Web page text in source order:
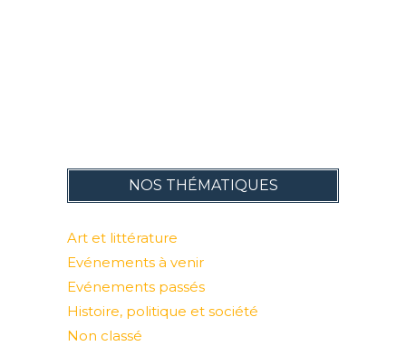
NOS THÉMATIQUES
Art et littérature
Evénements à venir
Evénements passés
Histoire, politique et société
Non classé